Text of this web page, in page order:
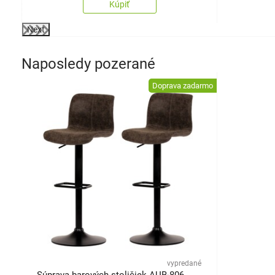
Kúpiť
Next
Naposledy pozerané
Doprava zadarmo
vypredané